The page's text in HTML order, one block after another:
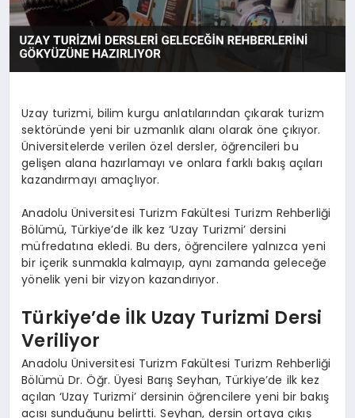
Uzay turizmi, bilim kurgu anlatılarından çıkarak turizm
sektöründe yeni bir uzmanlık alanı olarak öne çıkıyor.
Üniversitelerde verilen özel dersler, öğrencileri bu
gelişen alana hazırlamayı ve onlara farklı bakış açıları
kazandırmayı amaçlıyor.
Anadolu Üniversitesi Turizm Fakültesi Turizm Rehberliği
Bölümü, Türkiye’de ilk kez ‘Uzay Turizmi’ dersini
müfredatına ekledi. Bu ders, öğrencilere yalnızca yeni
bir içerik sunmakla kalmayıp, aynı zamanda geleceğe
yönelik yeni bir vizyon kazandırıyor.
Türkiye’de İlk Uzay Turizmi Dersi
Veriliyor
Anadolu Üniversitesi Turizm Fakültesi Turizm Rehberliği
Bölümü Dr. Öğr. Üyesi Barış Seyhan, Türkiye’de ilk kez
açılan ‘Uzay Turizmi’ dersinin öğrencilere yeni bir bakış
açısı sunduğunu belirtti. Seyhan, dersin ortaya çıkış